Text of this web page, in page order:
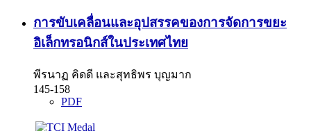
การขับเคลื่อนและอุปสรรคของการจัดการขยะ
อิเล็กทรอนิกส์ในประเทศไทย
พีรนาฏ คิดดี และสุทธิพร บุญมาก
145-158
PDF